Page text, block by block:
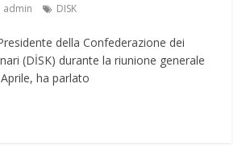
admin DISK
della Confederazione dei
(DİSK) durante la riunione generale
ha parlato